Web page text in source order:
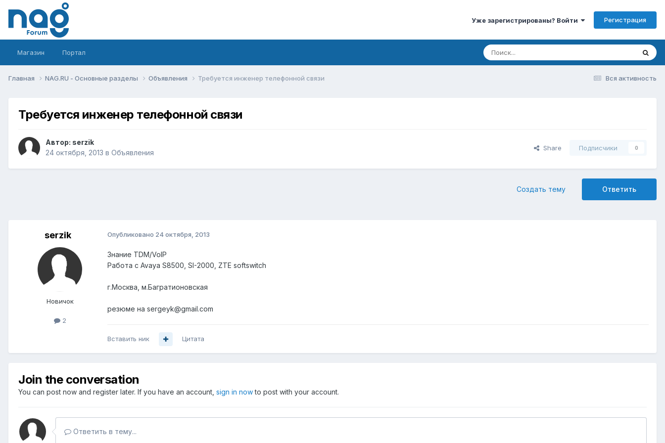
Уже зарегистрированы? Войти Регистрация
Магазин Портал
Вся активность
Главная NAG.RU - Основные разделы Объявления Требуется инженер телефонной связи
Требуется инженер телефонной связи
Автор: serzik
24 октября, 2013 в Объявления
Share Подписчики 0
Ответить
Создать тему
serzik
Новичок
2
Опубликовано 24 октября, 2013
Знание TDM/VoIP
Работа с Avaya S8500, SI-2000, ZTE softswitch
г.Москва, м.Багратионовская
резюме на sergeyk@gmail.com
Вставить ник Цитата
Join the conversation
You can post now and register later. If you have an account, sign in nowto post with your account.
Ответить в тему...